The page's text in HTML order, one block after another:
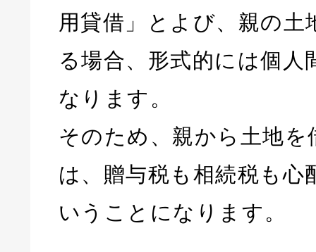
用貸借」とよび、親の土
る場合、形式的には個人
なります。
そのため、親から土地を
は、贈与税も相続税も心
いうことになります。